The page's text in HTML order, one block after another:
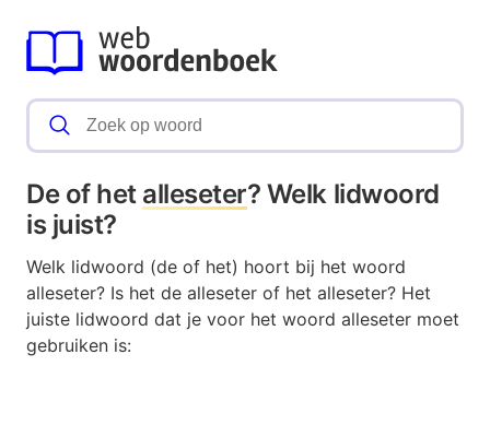
De of het alleseter? Welk lidwoord
is juist?
Welk lidwoord (de of het) hoort bij het woord
alleseter? Is het de alleseter of het alleseter? Het
juiste lidwoord dat je voor het woord alleseter moet
gebruiken is: